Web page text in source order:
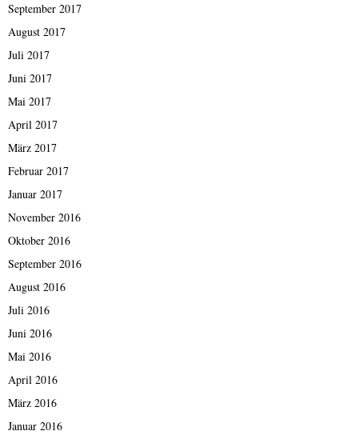
September 2017
August 2017
Juli 2017
Juni 2017
Mai 2017
April 2017
März 2017
Februar 2017
Januar 2017
November 2016
Oktober 2016
September 2016
August 2016
Juli 2016
Juni 2016
Mai 2016
April 2016
März 2016
Januar 2016